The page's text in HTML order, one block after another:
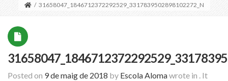
/ 31658047_1846712372292529_3317839502898102272_N
Posted on 9 de maig de 2018 by Escola Alomawrote in . It